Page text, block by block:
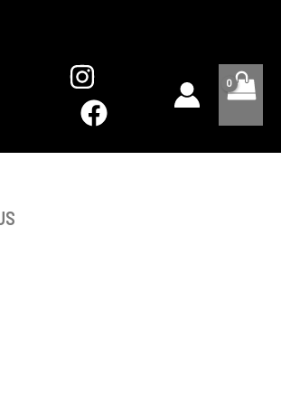
LP
VG+